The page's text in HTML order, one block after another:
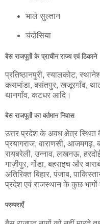
भाले सुल्तान
चंदोसिया
बैस राजपूतों के प्राचीन राज्य एवं ठिकाने
प्रतिष्ठानपुरी, स्यालकोट,
कसमांडा, बसंतपुर, खजूरगाँव,
थानगाँव, कटधर आदि।
बैस राजपूतों का वर्तमान निवास
उत्तर प्रदेश के अवध क्षेत्र स्थित
प्रयागराज, वाराणसी, आजमगढ़,
रायबरेली, उन्नाव, लखनऊ,
गाज़ीपुर, गोंडा, बहराइच और
अतिरिक्त बिहार, पंजाब,
प्रदेश एवं राजस्थान के कुछ भागों
परम्पराएँ